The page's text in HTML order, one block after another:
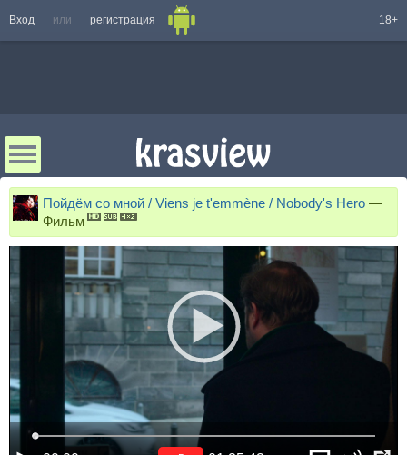
Вход или регистрация 18+
Пойдём со мной / Viens je t'emmène / Nobody's Hero —
Фильм